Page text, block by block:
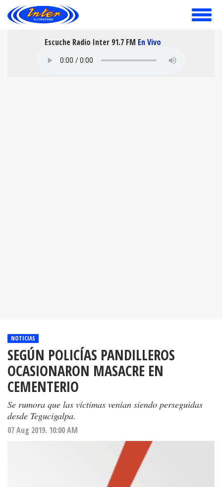
toggle
Escuche Radio Inter 91.7 FM En Vivo
NOTICIAS
SEGÚN POLICÍAS PANDILLEROS
OCASIONARON MASACRE EN
CEMENTERIO
Se rumora que las víctimas venían siendo perseguidas
desde Tegucigalpa.
07 Aug 2019. 10:00 AM